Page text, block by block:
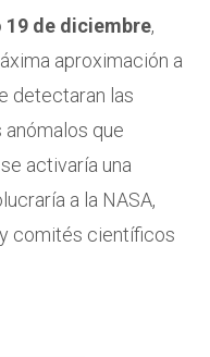
19 de diciembre,
aproximación a
detectaran las
que
activaría una
a la NASA,
comités científicos